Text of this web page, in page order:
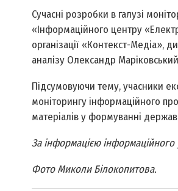
Сучасні розробки в галузі
«Інформаційного центру
організації «Контекст-Медіа»,
аналізу Олександр
Підсумовуючи тему, учасники
моніторингу інформаційного
матеріалів у формуванні
За інформацією інформаційного
Фото Миколи Білокопитова.